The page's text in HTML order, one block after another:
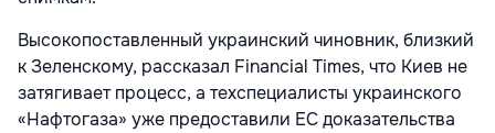
Высокопоставленный украинский чиновник, близкий
к Зеленскому, рассказал Financial Times, что Киев не
затягивает процесс, а техспециалисты украинского
«Нафтогаза» уже предоставили ЕС доказательства